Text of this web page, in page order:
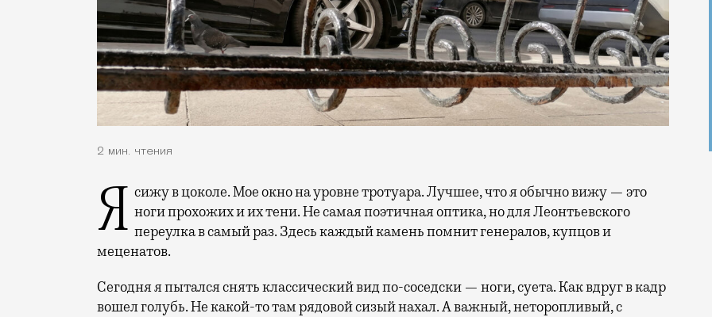
2 мин. чтения
Я сижу в цоколе. Мое окно на уровне тротуара. Лучшее, что я обычно вижу — это ноги прохожих и их тени. Не самая поэтичная оптика, но для Леонтьевского
переулка в самый раз. Здесь каждый камень помнит генералов, купцов и
меценатов.
Сегодня я пытался снять классический вид по-соседски — ноги, суета. Как вдруг в кадр
вошел голубь. Не какой-то там рядовой сизый нахал. А важный, неторопливый, с